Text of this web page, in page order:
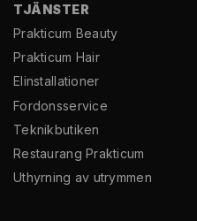
TJÄNSTER
Prakticum Beauty
Prakticum Hair
El­installationer
Fordonsservice
Teknikbutiken
Restaurang Prakticum
Uthyrning av utrymmen